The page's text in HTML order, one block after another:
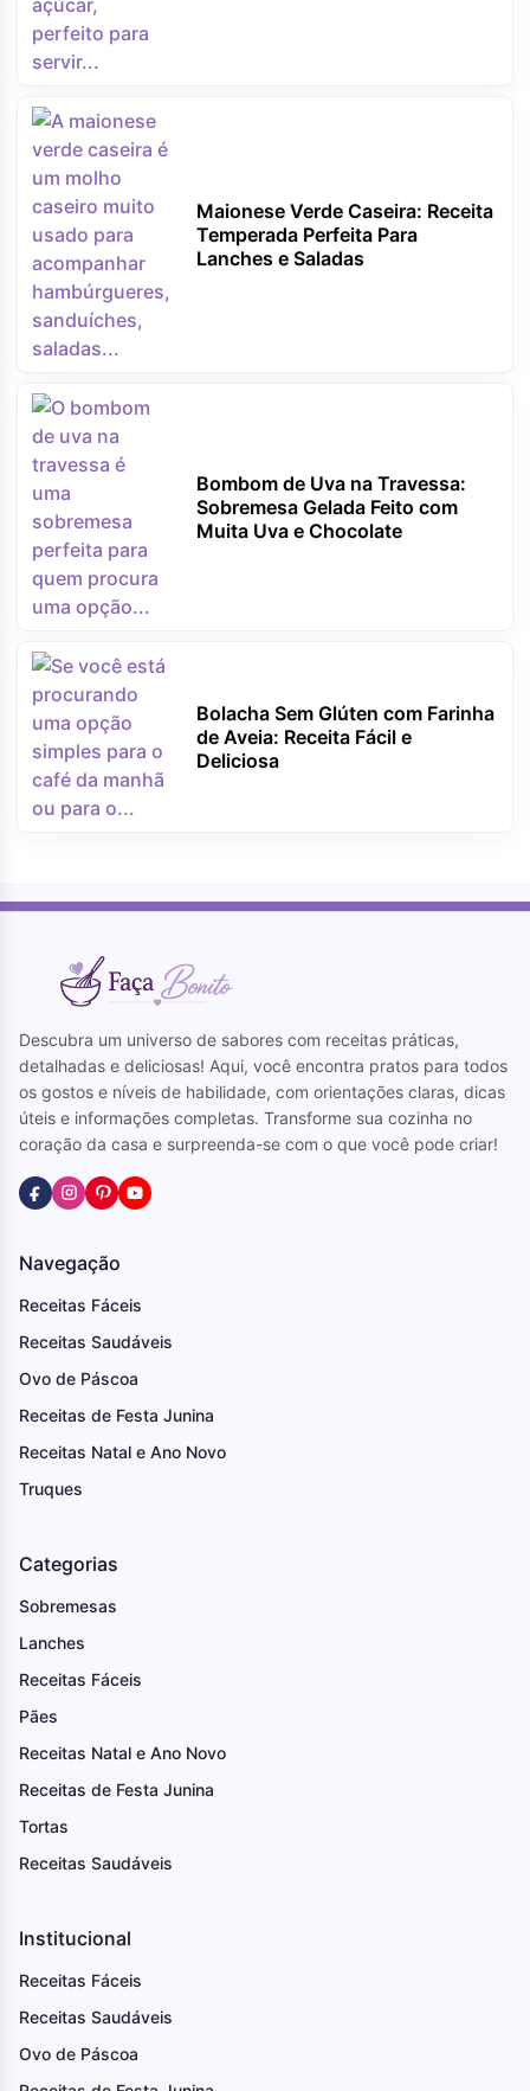
Maionese Verde Caseira: Receita
Temperada Perfeita Para
Lanches e Saladas
Bombom de Uva na Travessa:
Sobremesa Gelada Feito com
Muita Uva e Chocolate
Bolacha Sem Glúten com Farinha
de Aveia: Receita Fácil e
Deliciosa
Descubra um universo de sabores com receitas práticas,
detalhadas e deliciosas! Aqui, você encontra pratos para todos
os gostos e níveis de habilidade, com orientações claras, dicas
úteis e informações completas. Transforme sua cozinha no
coração da casa e surpreenda-se com o que você pode criar!
Navegação
Receitas Fáceis
Receitas Saudáveis
Ovo de Páscoa
Receitas de Festa Junina
Receitas Natal e Ano Novo
Truques
Categorias
Sobremesas
Lanches
Receitas Fáceis
Pães
Receitas Natal e Ano Novo
Receitas de Festa Junina
Tortas
Receitas Saudáveis
Institucional
Receitas Fáceis
Receitas Saudáveis
Ovo de Páscoa